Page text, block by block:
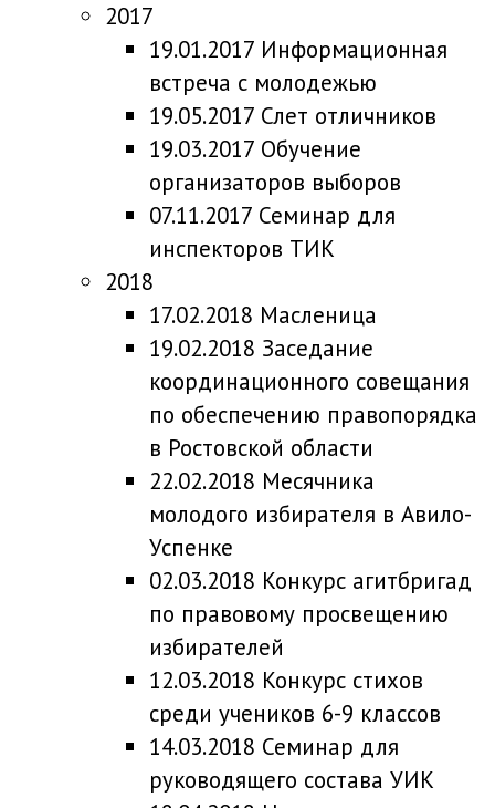
2017
19.01.2017 Информационная
встреча с молодежью
19.05.2017 Слет отличников
19.03.2017 Обучение
организаторов выборов
07.11.2017 Семинар для
инспекторов ТИК
2018
17.02.2018 Масленица
19.02.2018 Заседание
координационного совещания
по обеспечению правопорядка
в Ростовской области
22.02.2018 Месячника
молодого избирателя в Авило-
Успенке
02.03.2018 Конкурс агитбригад
по правовому просвещению
избирателей
12.03.2018 Конкурс стихов
среди учеников 6-9 классов
14.03.2018 Семинар для
руководящего состава УИК